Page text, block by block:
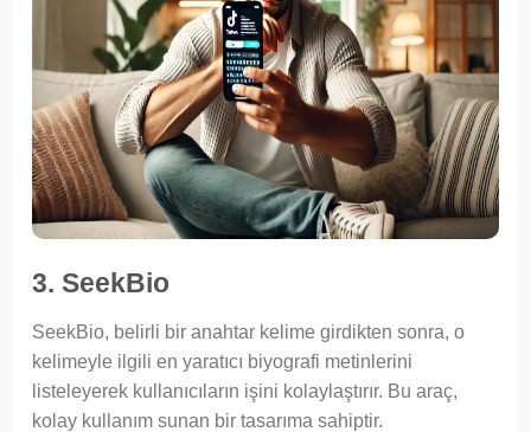
3. SeekBio
SeekBio, belirli bir anahtar kelime girdikten sonra, o
kelimeyle ilgili en yaratıcı biyografi metinlerini
listeleyerek kullanıcıların işini kolaylaştırır. Bu araç,
kolay kullanım sunan bir tasarıma sahiptir.